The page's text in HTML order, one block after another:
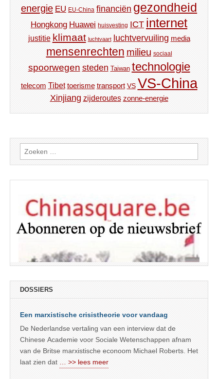
energie EU EU-China financiën gezondheid
Hongkong Huawei huisvesting ICT internet
justitie klimaat luchtvaart luchtvervuiling media
mensenrechten milieu sociaal
spoorwegen steden Taiwan technologie
telecom Tibet toerisme transport VS VS-China
Xinjiang zijderoutes zonne-energie
Zoeken
naar:
DOSSIERS
Een marxistische crisistheorie voor vandaag
De Nederlandse vertaling van een interview dat de
Chinese Academie voor Sociale Wetenschappen afnam
van de Britse marxistische econoom Michael Roberts. Het
laat zien dat
… >> lees meer